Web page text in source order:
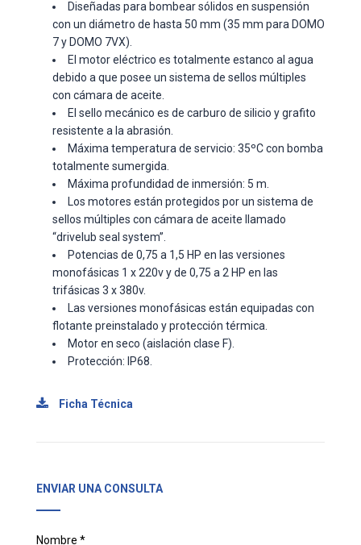
Diseñadas para bombear sólidos en suspensión
con un diámetro de hasta 50 mm (35 mm para DOMO
7 y DOMO 7VX).
El motor eléctrico es totalmente estanco al agua
debido a que posee un sistema de sellos múltiples
con cámara de aceite.
El sello mecánico es de carburo de silicio y grafito
resistente a la abrasión.
Máxima temperatura de servicio: 35ºC con bomba
totalmente sumergida.
Máxima profundidad de inmersión: 5 m.
Los motores están protegidos por un sistema de
sellos múltiples con cámara de aceite llamado
“drivelub seal system”.
Potencias de 0,75 a 1,5 HP en las versiones
monofásicas 1 x 220v y de 0,75 a 2 HP en las
trifásicas 3 x 380v.
Las versiones monofásicas están equipadas con
flotante preinstalado y protección térmica.
Motor en seco (aislación clase F).
Protección: IP68.
Ficha Técnica
ENVIAR UNA CONSULTA
Nombre *